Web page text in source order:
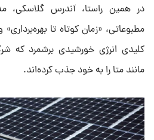
مطبوعاتی، «زمان کوتاه تا
کلیدی انرژی خورشیدی برشمرد که
مانند متا را به خود جذب کرده‌اند.